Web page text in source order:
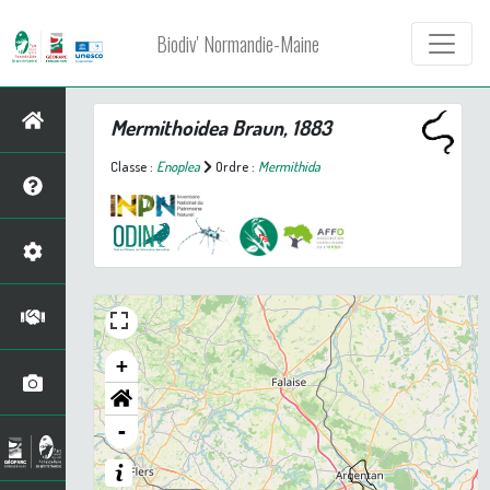
Biodiv' Normandie-Maine
Mermithoidea Braun, 1883
Classe : Enoplea Ordre : Mermithida
+
-